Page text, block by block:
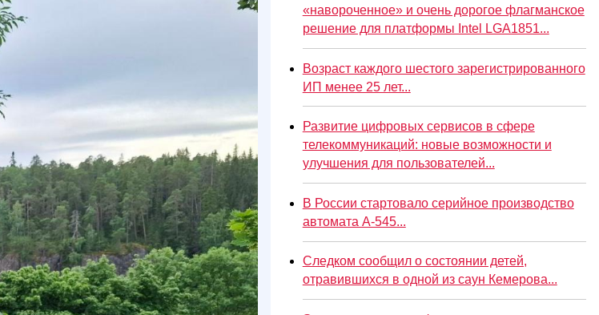
«навороченное» и очень дорогое флагманское
решение для платформы Intel LGA1851...
Возраст каждого шестого зарегистрированного
ИП менее 25 лет...
Развитие цифровых сервисов в сфере
телекоммуникаций: новые возможности и
улучшения для пользователей...
В России стартовало серийное производство
автомата А-545...
Следком сообщил о состоянии детей,
отравившихся в одной из саун Кемерова...